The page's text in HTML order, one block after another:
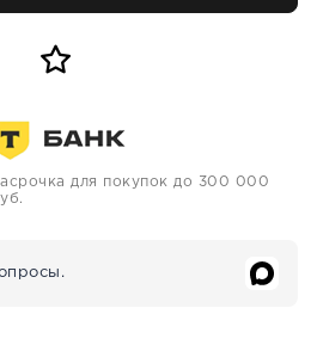
для покупок до 300 000